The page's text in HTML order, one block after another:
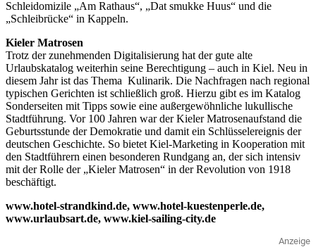
Schleidomizile „Am Rathaus“, „Dat smukke Huus“ und die
„Schleibrücke“ in Kappeln.
Kieler Matrosen
Trotz der zunehmenden Digitalisierung hat der gute alte
Urlaubskatalog weiterhin seine Berechtigung – auch in Kiel. Neu in
diesem Jahr ist das Thema Kulinarik. Die Nachfragen nach regional
typischen Gerichten ist schließlich groß. Hierzu gibt es im Katalog
Sonderseiten mit Tipps sowie eine außergewöhnliche lukullische
Stadtführung. Vor 100 Jahren war der Kieler Matrosenaufstand die
Geburtsstunde der Demokratie und damit ein Schlüsselereignis der
deutschen Geschichte. So bietet Kiel-Marketing in Kooperation mit
den Stadtführern einen besonderen Rundgang an, der sich intensiv
mit der Rolle der „Kieler Matrosen“ in der Revolution von 1918
beschäftigt.
www.hotel-strandkind.de, www.hotel-kuestenperle.de,
www.urlaubsart.de, www.kiel-sailing-city.de